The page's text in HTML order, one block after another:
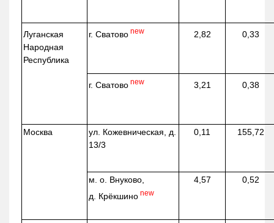
Луганская
Народная
Республика
г. Сватово new 2,82 0,33
г. Сватово new 3,21 0,38
Москва ул. Кожевническая, д.
13/3
0,11 155,72
м. о. Внуково,
д. Крёкшино new
4,57 0,52